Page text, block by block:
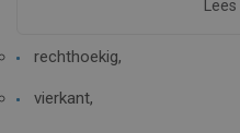
rechthoekig,
vierkant,